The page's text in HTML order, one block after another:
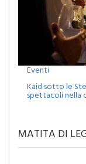
Eventi
Kaid sotto le
spettacoli nella
MATITA DI